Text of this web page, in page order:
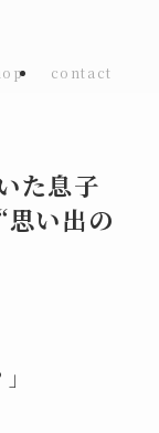
contact
た息子
思い出の